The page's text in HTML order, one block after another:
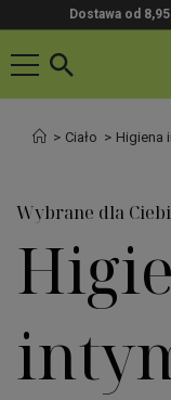
Dostawa od
Ciało Higiena
Wybrane dla